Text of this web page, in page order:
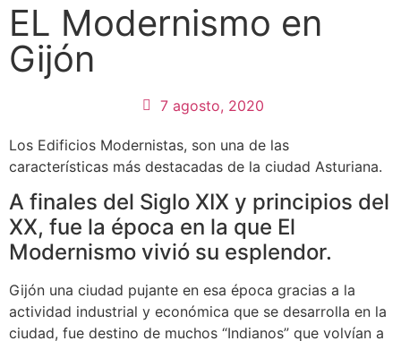
EL Modernismo en
Gijón
7 agosto, 2020
Los Edificios Modernistas, son una de las
características más destacadas de la ciudad Asturiana.
A finales del Siglo XIX y principios del
XX, fue la época en la que El
Modernismo vivió su esplendor.
Gijón una ciudad pujante en esa época gracias a la
actividad industrial y económica que se desarrolla en la
ciudad, fue destino de muchos “Indianos” que volvían a